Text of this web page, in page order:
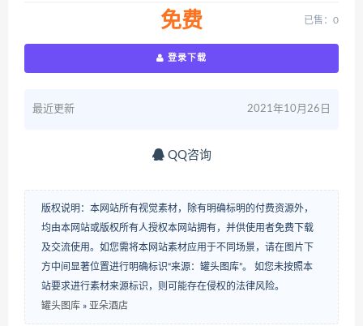
免费 已售：0
登录下载
最近更新 2021年10月26日
QQ咨询
版权说明：本网站所有视觉素材，除有明确标明的付费资源外，
均由本网站或版权所有人授权本网站拥有，并供使用者免费下载
及交流使用。如您需将本网站素材应用于不同场景，请在图片下
方中间显著位置进行明确标识“来源：罐头图库”。 如您未按照本
站要求进行素材来源标识，则可能存在侵权的法律风险。
罐头图库 » 亚朵酒店